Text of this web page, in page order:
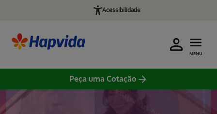
Acessibilidade
MENU
Peça uma Cotação